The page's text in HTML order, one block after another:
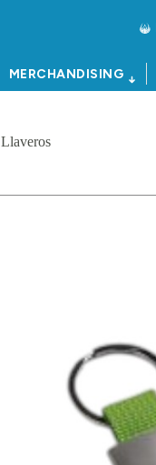
MERCHANDISING
Llaveros